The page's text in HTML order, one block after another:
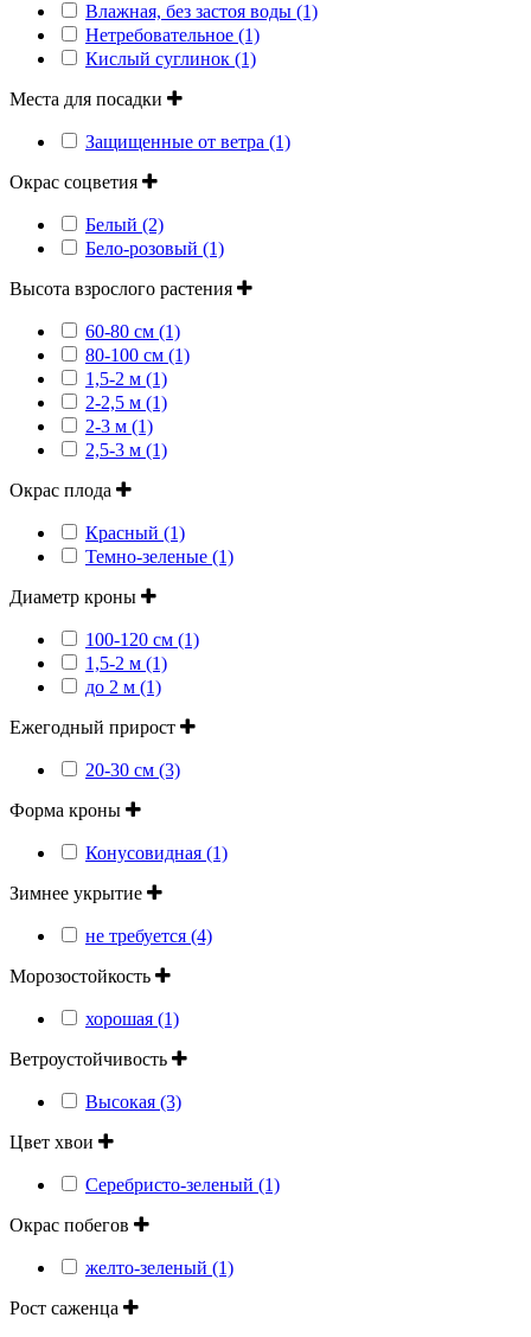
Влажная, без застоя воды (1)
Нетребовательное (1)
Кислый суглинок (1)
Места для посадки
Защищенные от ветра (1)
Окрас соцветия
Белый (2)
Бело-розовый (1)
Высота взрослого растения
60-80 см (1)
80-100 см (1)
1,5-2 м (1)
2-2,5 м (1)
2-3 м (1)
2,5-3 м (1)
Окрас плода
Красный (1)
Темно-зеленые (1)
Диаметр кроны
100-120 см (1)
1,5-2 м (1)
до 2 м (1)
Ежегодный прирост
20-30 см (3)
Форма кроны
Конусовидная (1)
Зимнее укрытие
не требуется (4)
Морозостойкость
хорошая (1)
Ветроустойчивость
Высокая (3)
Цвет хвои
Серебристо-зеленый (1)
Окрас побегов
желто-зеленый (1)
Рост саженца